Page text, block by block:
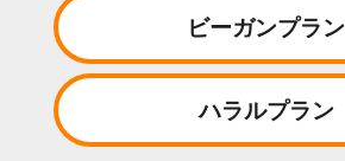
ビーガンプラン
ハラルプラン